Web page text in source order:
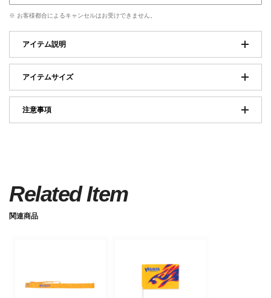
※ お客様都合によるキャンセルはお受けできません。
アイテム説明
アイテムサイズ
注意事項
Related Item
関連商品